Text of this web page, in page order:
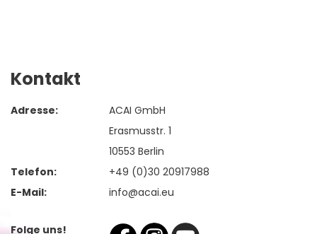
Kontakt
Adresse:
ACAI GmbH
Erasmusstr. 1
10553 Berlin
Telefon:
+49 (0)30 20917988
E-Mail:
info@acai.eu
Folge uns!